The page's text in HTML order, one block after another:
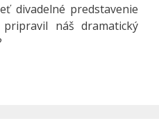
divadelné predstavenie
náš dramatický